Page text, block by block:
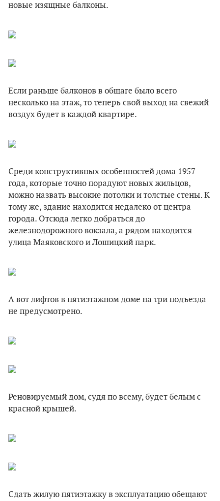
новые изящные балконы.
Если раньше балконов в общаге было всего
несколько на этаж, то теперь свой выход на свежий
воздух будет в каждой квартире.
Среди конструктивных особенностей дома 1957
года, которые точно порадуют новых жильцов,
можно назвать высокие потолки и толстые стены. К
тому же, здание находится недалеко от центра
города. Отсюда легко добраться до
железнодорожного вокзала, а рядом находится
улица Маяковского и Лошицкий парк.
А вот лифтов в пятиэтажном доме на три подъезда
не предусмотрено.
Реновируемый дом, судя по всему, будет белым с
красной крышей.
Сдать жилую пятиэтажку в эксплуатацию обещают